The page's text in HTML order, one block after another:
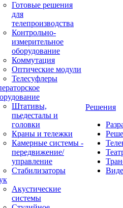
Готовые решения
для
телепроизводства
Контрольно-
измерительное
оборудование
Коммутация
Оптические модули
Телесуфлеры
Штативы,
пьедесталы и
головки
Краны и тележки
Камерные системы -
передвижение/
управление
Стабилизаторы
Акустические
системы
Решения